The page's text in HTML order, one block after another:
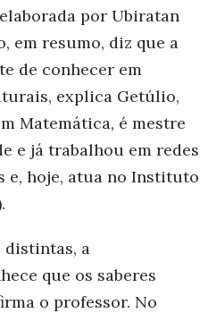
por Ubiratan
em resumo, diz que a
de conhecer em
explica Getúlio,
Matemática, é mestre
e já trabalhou em redes
e, hoje, atua no Instituto
distintas, a
que os saberes
o professor. No